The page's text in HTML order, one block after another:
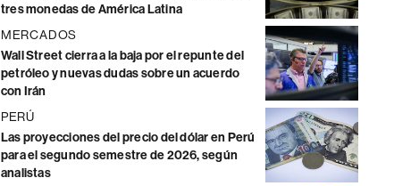
tres monedas de América Latina
MERCADOS
Wall Street cierra a la baja por el repunte del
petróleo y nuevas dudas sobre un acuerdo
con Irán
PERÚ
Las proyecciones del precio del dólar en Perú
para el segundo semestre de 2026, según
analistas